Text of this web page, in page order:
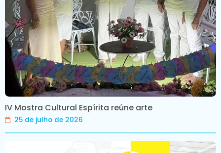
IV Mostra Cultural Espírita reúne arte
25 de julho de 2026